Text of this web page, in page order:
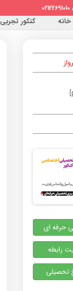
خانه کنکور تجربی 1403
حرفه ای
رابطه
تحصیلی